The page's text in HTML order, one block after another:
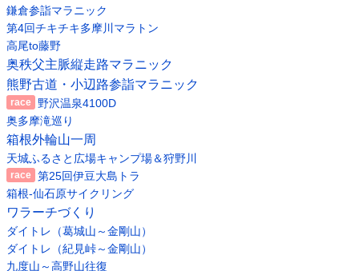
鎌倉参詣マラニック
第4回チキチキ多摩川マラトン
高尾to藤野
奥秩父主脈縦走路マラニック
熊野古道・小辺路参詣マラニック
野沢温泉4100D
奥多摩滝巡り
箱根外輪山一周
天城ふるさと広場キャンプ場＆狩野川
第25回伊豆大島トラ
箱根-仙石原サイクリング
ワラーチづくり
ダイトレ（葛城山～金剛山）
ダイトレ（紀見峠～金剛山）
九度山～高野山往復